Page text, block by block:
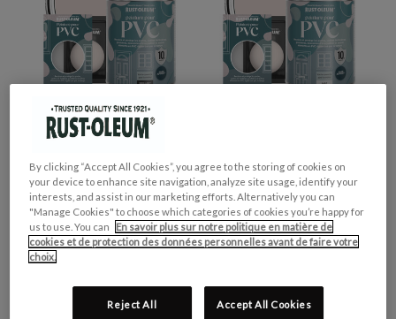
PEINTURE POUR PVC,
ELBOW BEACH
€0,99 - €35,00
BEACH
€0,99 - €35,00
By clicking “Accept All Cookies”, you agree to the storing of cookies on
your device to enhance site navigation, analyze site usage, identify your
interests, and assist in our marketing efforts. Alternatively you can
"Manage Cookies" to choose which categories of cookies you’re happy for
us to use. You can
En savoir plus sur notre politique en matière de
cookies et de protection des données personnelles avant de faire votre
choix.
Reject All Accept All Cookies